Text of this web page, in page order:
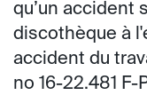
qu’un accident
discothèque à
accident du
no 16-22.481 F-